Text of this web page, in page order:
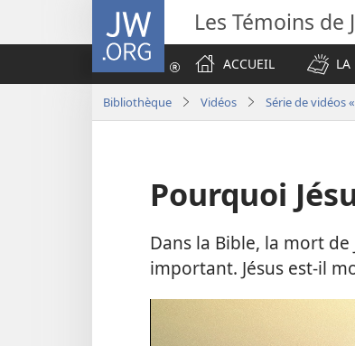
JW.ORG Les Témoins de
ACCUEIL
LA
Bibliothèque Vidéos Série de vidéos
Pourquoi
Dans la Bible, la mort
important. Jésus est-​il